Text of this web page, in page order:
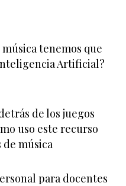
tenemos que
Artificial?
de los juegos
uso este recurso
de música
para docentes